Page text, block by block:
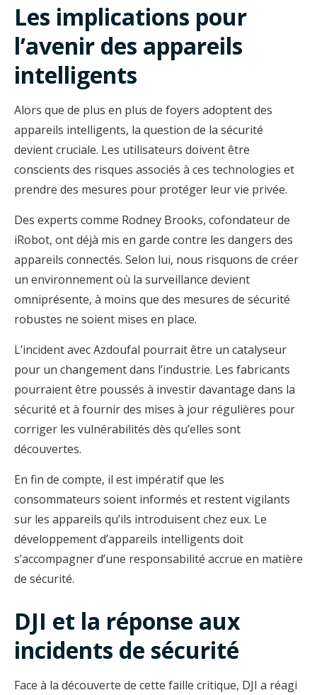
Les implications pour
l’avenir des appareils
intelligents
Alors que de plus en plus de foyers adoptent des
appareils intelligents, la question de la sécurité
devient cruciale. Les utilisateurs doivent être
conscients des risques associés à ces technologies et
prendre des mesures pour protéger leur vie privée.
Des experts comme Rodney Brooks, cofondateur de
iRobot, ont déjà mis en garde contre les dangers des
appareils connectés. Selon lui, nous risquons de créer
un environnement où la surveillance devient
omniprésente, à moins que des mesures de sécurité
robustes ne soient mises en place.
L’incident avec Azdoufal pourrait être un catalyseur
pour un changement dans l’industrie. Les fabricants
pourraient être poussés à investir davantage dans la
sécurité et à fournir des mises à jour régulières pour
corriger les vulnérabilités dès qu’elles sont
découvertes.
En fin de compte, il est impératif que les
consommateurs soient informés et restent vigilants
sur les appareils qu’ils introduisent chez eux. Le
développement d’appareils intelligents doit
s’accompagner d’une responsabilité accrue en matière
de sécurité.
DJI et la réponse aux
incidents de sécurité
Face à la découverte de cette faille critique, DJI a réagi